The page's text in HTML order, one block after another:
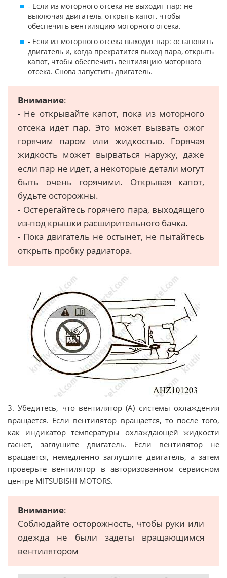
- Если из моторного отсека не выходит пар: не
выключая двигатель, открыть капот, чтобы
обеспечить вентиляцию моторного отсека.
- Если из моторного отсека выходит пар: остановить
двигатель и, когда прекратится выход пара, открыть
капот, чтобы обеспечить вентиляцию моторного
отсека. Снова запустить двигатель.
Внимание:
- Не открывайте капот, пока из моторного
отсека идет пар. Это может вызвать ожог
горячим паром или жидкостью. Горячая
жидкость может вырваться наружу, даже
если пар не идет, а некоторые детали могут
быть очень горячими. Открывая капот,
будьте осторожны.
- Остерегайтесь горячего пара, выходящего
из-под крышки расширительного бачка.
- Пока двигатель не остынет, не пытайтесь
открыть пробку радиатора.
3. Убедитесь, что вентилятор (А) системы охлаждения
вращается. Если вентилятор вращается, то после того,
как индикатор температуры охлаждающей жидкости
гаснет, заглушите двигатель. Если вентилятор не
вращается, немедленно заглушите двигатель, а затем
проверьте вентилятор в авторизованном сервисном
центре MITSUBISHI MOTORS.
Внимание:
Соблюдайте осторожность, чтобы руки или
одежда не были задеты вращающимся
вентилятором